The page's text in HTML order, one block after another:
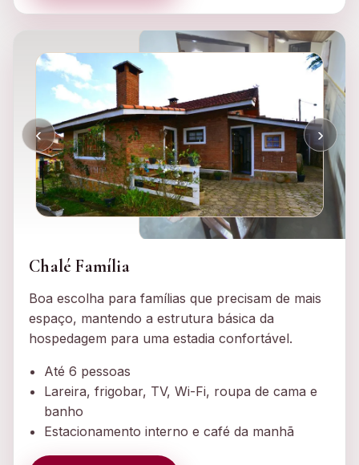
‹ ›
Chalé Família
Boa escolha para famílias que precisam de mais
espaço, mantendo a estrutura básica da
hospedagem para uma estadia confortável.
Até 6 pessoas
Lareira, frigobar, TV, Wi-Fi, roupa de cama e
banho
Estacionamento interno e café da manhã